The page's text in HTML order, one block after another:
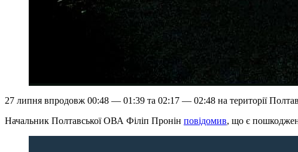
27 липня впродовж 00:48 — 01:39 та 02:17 — 02:48 на території
Начальник Полтавської ОВА Філіп Пронін повідомив, що є